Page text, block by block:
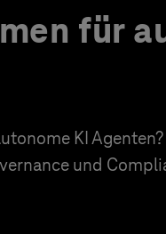
für
KI
und